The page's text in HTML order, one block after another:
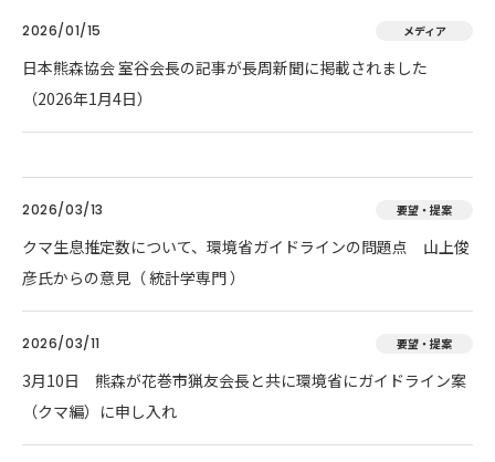
2026/01/15 メディア
日本熊森協会 室谷会長の記事が長周新聞に掲載されました
（2026年1月4日）
2026/03/13 要望・提案
クマ生息推定数について、環境省ガイドラインの問題点 山上俊
彦氏からの意見（ 統計学専門 ）
2026/03/11 要望・提案
3月10日 熊森が花巻市猟友会長と共に環境省にガイドライン案
（クマ編）に申し入れ